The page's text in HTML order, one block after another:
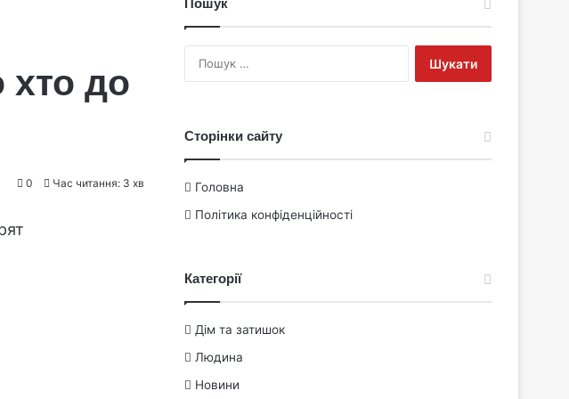
хто до
0 Час читання: 3 хв
Пошук
Сторінки сайту
Головна
Політика конфіденційності
Категорії
Дім та затишок
Людина
Новини